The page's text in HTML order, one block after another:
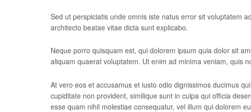
Sed ut perspiciatis unde omnis iste natus error sit voluptatem
architecto beatae vitae dicta sunt explicabo.
Neque porro quisquam est, qui dolorem ipsum quia dolor sit
aliquam quaerat voluptatem. Ut enim ad minima veniam, quis
At vero eos et accusamus et iusto odio dignissimos ducimus
cupiditate non provident, similique sunt in culpa qui officia
esse quam nihil molestiae consequatur, vel illum qui dolorem